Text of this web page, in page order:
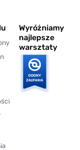
Wyróżniamy
najlepsze
warsztaty